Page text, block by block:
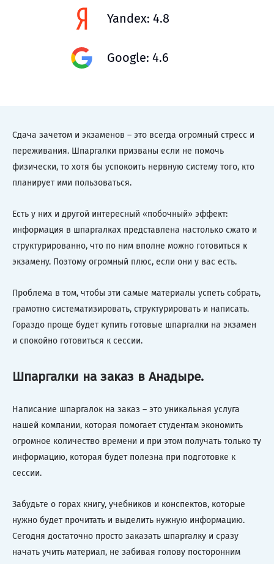
Yandex: 4.8
Google: 4.6
Сдача зачетом и экзаменов – это всегда огромный стресс и
переживания. Шпаргалки призваны если не помочь
физически, то хотя бы успокоить нервную систему того, кто
планирует ими пользоваться.
Есть у них и другой интересный «побочный» эффект:
информация в шпаргалках представлена настолько сжато и
структурированно, что по ним вполне можно готовиться к
экзамену. Поэтому огромный плюс, если они у вас есть.
Проблема в том, чтобы эти самые материалы успеть собрать,
грамотно систематизировать, структурировать и написать.
Гораздо проще будет купить готовые шпаргалки на экзамен
и спокойно готовиться к сессии.
Шпаргалки на заказ в Анадыре.
Написание шпаргалок на заказ – это уникальная услуга
нашей компании, которая помогает студентам экономить
огромное количество времени и при этом получать только ту
информацию, которая будет полезна при подготовке к
сессии.
Забудьте о горах книгу, учебников и конспектов, которые
нужно будет прочитать и выделить нужную информацию.
Сегодня достаточно просто заказать шпаргалку и сразу
начать учить материал, не забивая голову посторонним